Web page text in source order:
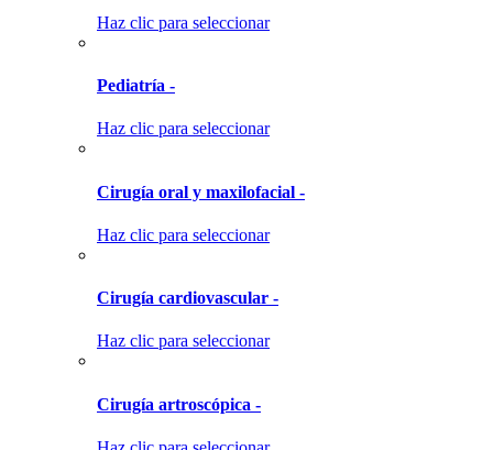
Haz clic para seleccionar
Pediatría -
Haz clic para seleccionar
Cirugía oral y maxilofacial -
Haz clic para seleccionar
Cirugía cardiovascular -
Haz clic para seleccionar
Cirugía artroscópica -